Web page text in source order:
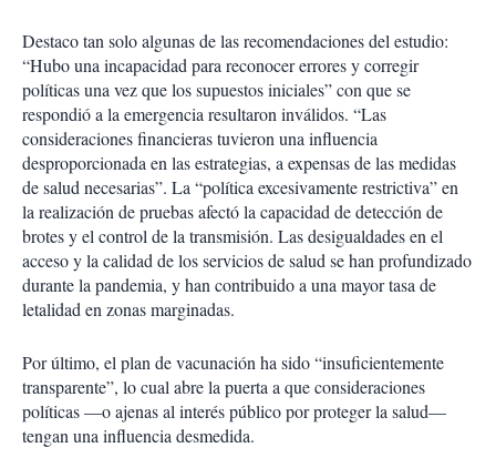
Destaco tan solo algunas de las recomendaciones del estudio:
“Hubo una incapacidad para reconocer errores y corregir
políticas una vez que los supuestos iniciales” con que se
respondió a la emergencia resultaron inválidos. “Las
consideraciones financieras tuvieron una influencia
desproporcionada en las estrategias, a expensas de las medidas
de salud necesarias”. La “política excesivamente restrictiva” en
la realización de pruebas afectó la capacidad de detección de
brotes y el control de la transmisión. Las desigualdades en el
acceso y la calidad de los servicios de salud se han profundizado
durante la pandemia, y han contribuido a una mayor tasa de
letalidad en zonas marginadas.
Por último, el plan de vacunación ha sido “insuficientemente
transparente”, lo cual abre la puerta a que consideraciones
políticas —o ajenas al interés público por proteger la salud—
tengan una influencia desmedida.